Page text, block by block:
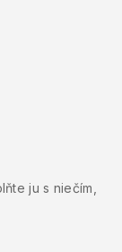
ju s niečím,